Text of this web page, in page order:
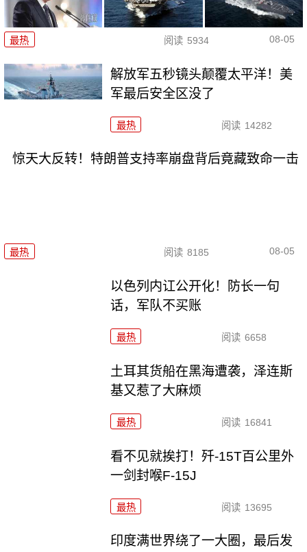
最热 阅读 5934 08-05
解放军五秒镜头颠覆太平洋！美
军最后安全区没了
最热 阅读 14282
惊天大反转！特朗普支持率崩盘背后竟藏致命一击
最热 阅读 8185 08-05
以色列内讧公开化！防长一句
话，军队不买账
最热 阅读 6658
土耳其货船在黑海遭袭，泽连斯
基又惹了大麻烦
最热 阅读 16841
看不见就挨打！歼-15T百公里外
一剑封喉F-15J
最热 阅读 13695
印度满世界绕了一大圈，最后发